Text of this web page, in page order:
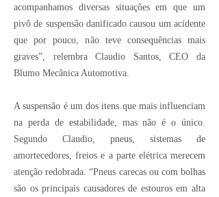
acompanhamos diversas situações em que um
pivô de suspensão danificado causou um acidente
que por pouco, não teve consequências mais
graves”, relembra Claudio Santos, CEO da
Blumo Mecânica Automotiva.
A suspensão é um dos itens que mais influenciam
na perda de estabilidade, mas não é o único.
Segundo Claudio, pneus, sistemas de
amortecedores, freios e a parte elétrica merecem
atenção redobrada. “Pneus carecas ou com bolhas
são os principais causadores de estouros em alta